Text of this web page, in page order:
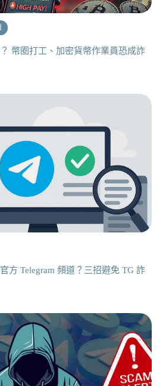
幣圈打工、加密貨幣作業員恐成詐
方 Telegram 頻道？三招避免 TG 詐